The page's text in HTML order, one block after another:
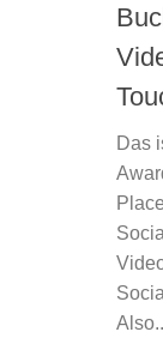
Das